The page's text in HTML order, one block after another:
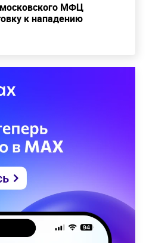
МФЦ
к нападению